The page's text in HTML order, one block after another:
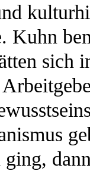
Kuhn
sich